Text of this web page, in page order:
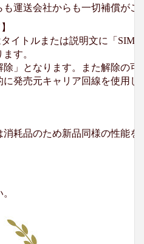
運送会社からも一切補償がご
イトルまたは説明文に「SIM
す。
」となります。また解除の可
発売元キャリア回線を使用
耗品のため新品同様の性能